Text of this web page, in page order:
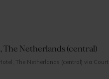
The Netherlands (central)
The Netherlands (central) via